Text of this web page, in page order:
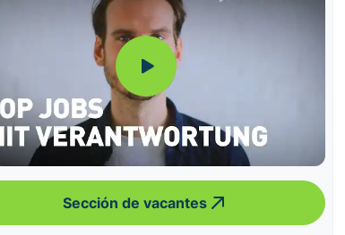
Sección de vacantes